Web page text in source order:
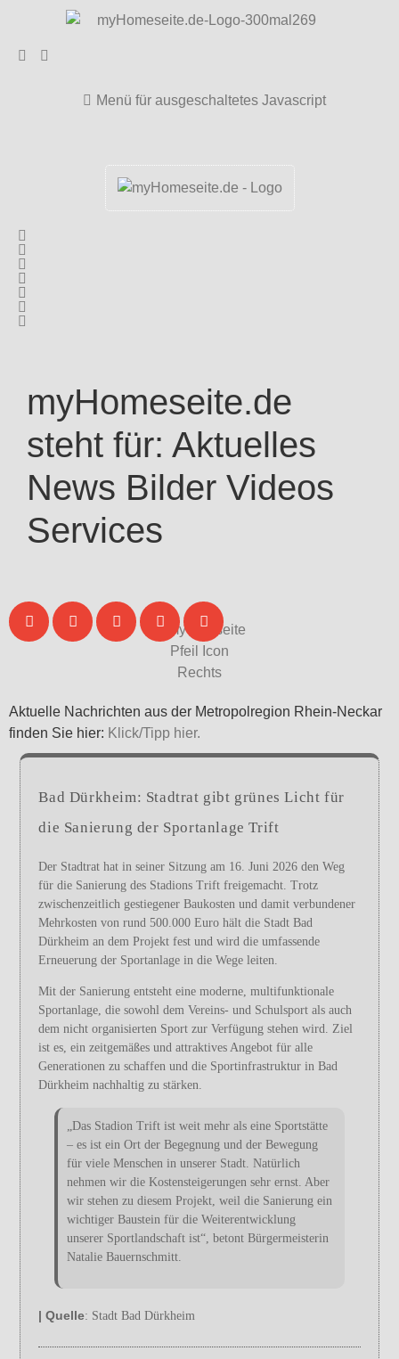
Menü für ausgeschaltetes Javascript
myHomeseite.de
steht für: Aktuelles
News Bilder Videos
Services
Aktuelle Nachrichten aus der Metropolregion Rhein-Neckar
finden Sie hier: Klick/Tipp hier.
Bad Dürkheim: Stadtrat gibt grünes Licht für
die Sanierung der Sportanlage Trift
Der Stadtrat hat in seiner Sitzung am 16. Juni 2026 den Weg
für die Sanierung des Stadions Trift freigemacht. Trotz
zwischenzeitlich gestiegener Baukosten und damit verbundener
Mehrkosten von rund 500.000 Euro hält die Stadt Bad
Dürkheim an dem Projekt fest und wird die umfassende
Erneuerung der Sportanlage in die Wege leiten.
Mit der Sanierung entsteht eine moderne, multifunktionale
Sportanlage, die sowohl dem Vereins- und Schulsport als auch
dem nicht organisierten Sport zur Verfügung stehen wird. Ziel
ist es, ein zeitgemäßes und attraktives Angebot für alle
Generationen zu schaffen und die Sportinfrastruktur in Bad
Dürkheim nachhaltig zu stärken.
„Das Stadion Trift ist weit mehr als eine Sportstätte
– es ist ein Ort der Begegnung und der Bewegung
für viele Menschen in unserer Stadt. Natürlich
nehmen wir die Kostensteigerungen sehr ernst. Aber
wir stehen zu diesem Projekt, weil die Sanierung ein
wichtiger Baustein für die Weiterentwicklung
unserer Sportlandschaft ist“, betont Bürgermeisterin
Natalie Bauernschmitt.
| Quelle: Stadt Bad Dürkheim